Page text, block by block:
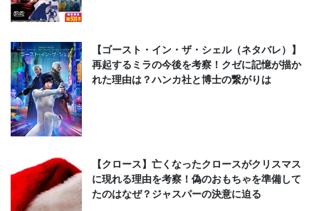
【ゴースト・イン・ザ・シェル（ネタバレ）】
再起するミラの今後を考察！クゼに記憶が描か
れた理由は？ハンカ社と博士の繋がりは
【クロース】亡くなったクロースがクリスマス
に現れる理由を考察！偽のおもちゃを準備して
たのはなぜ？ジャスパーの決意に迫る